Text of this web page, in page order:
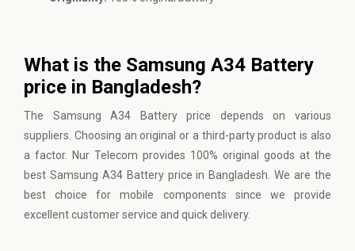
What is the Samsung A34 Battery
price in Bangladesh?
The Samsung A34 Battery price depends on various
suppliers. Choosing an original or a third-party product is also
a factor. Nur Telecom provides 100% original goods at the
best Samsung A34 Battery price in Bangladesh. We are the
best choice for mobile components since we provide
excellent customer service and quick delivery.